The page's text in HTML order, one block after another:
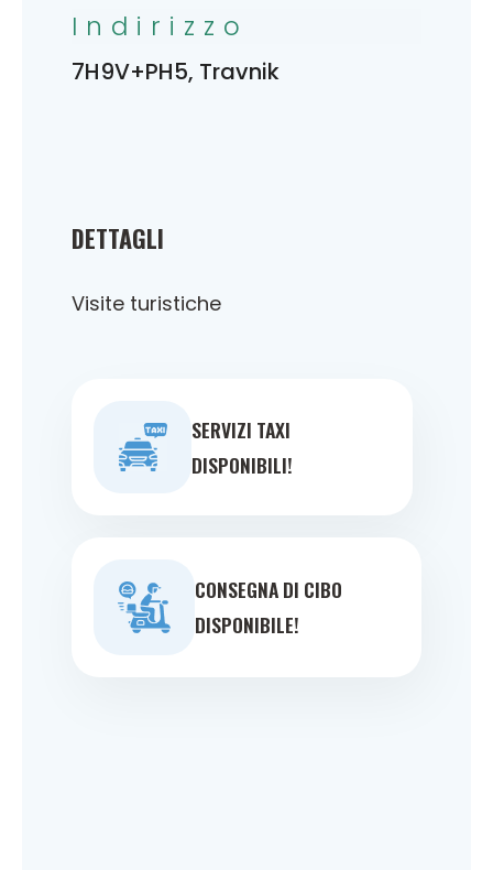
DETTAGLI
Visite turistiche
SERVIZI TAXI
DISPONIBILI!
CONSEGNA DI CIBO
DISPONIBILE!
Indirizzo
7H9V+PH5, Travnik